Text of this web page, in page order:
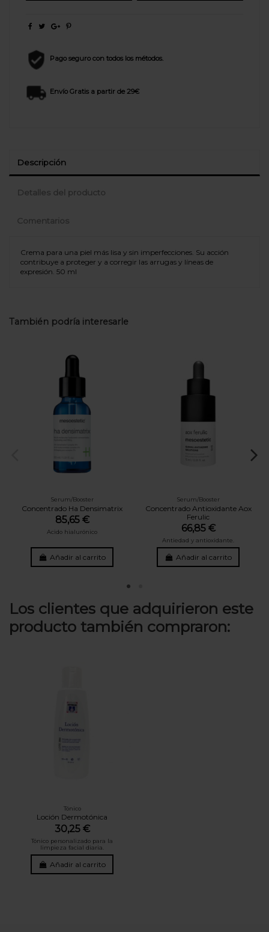
Pago seguro con todos los métodos.
Envío Gratis a partir de 29€
Descripción
Detalles del producto
Comentarios
Crema para una piel más lisa y sin imperfecciones. Su acción
contribuye a proteger y a corregir las arrugas y líneas de
expresión. 50 ml
ZONA DEL CUERPO
También podría interesarle
Serum/Booster
Concentrado Ha Densimatrix
85,65 €
Acido hialurónico
Añadir al carrito
Serum/Booster
Concentrado Antioxidante Aox
Ferulic
66,85 €
Antiedad y antioxidante.
Añadir al carrito
Los clientes que adquirieron este
producto también compraron:
Tónico
Loción Dermotónica
30,25 €
Tónico personalizado para la
limpieza facial diaria.
Añadir al carrito